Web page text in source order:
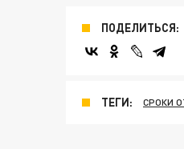
ПОДЕЛИТЬСЯ:
ТЕГИ: СРОКИ